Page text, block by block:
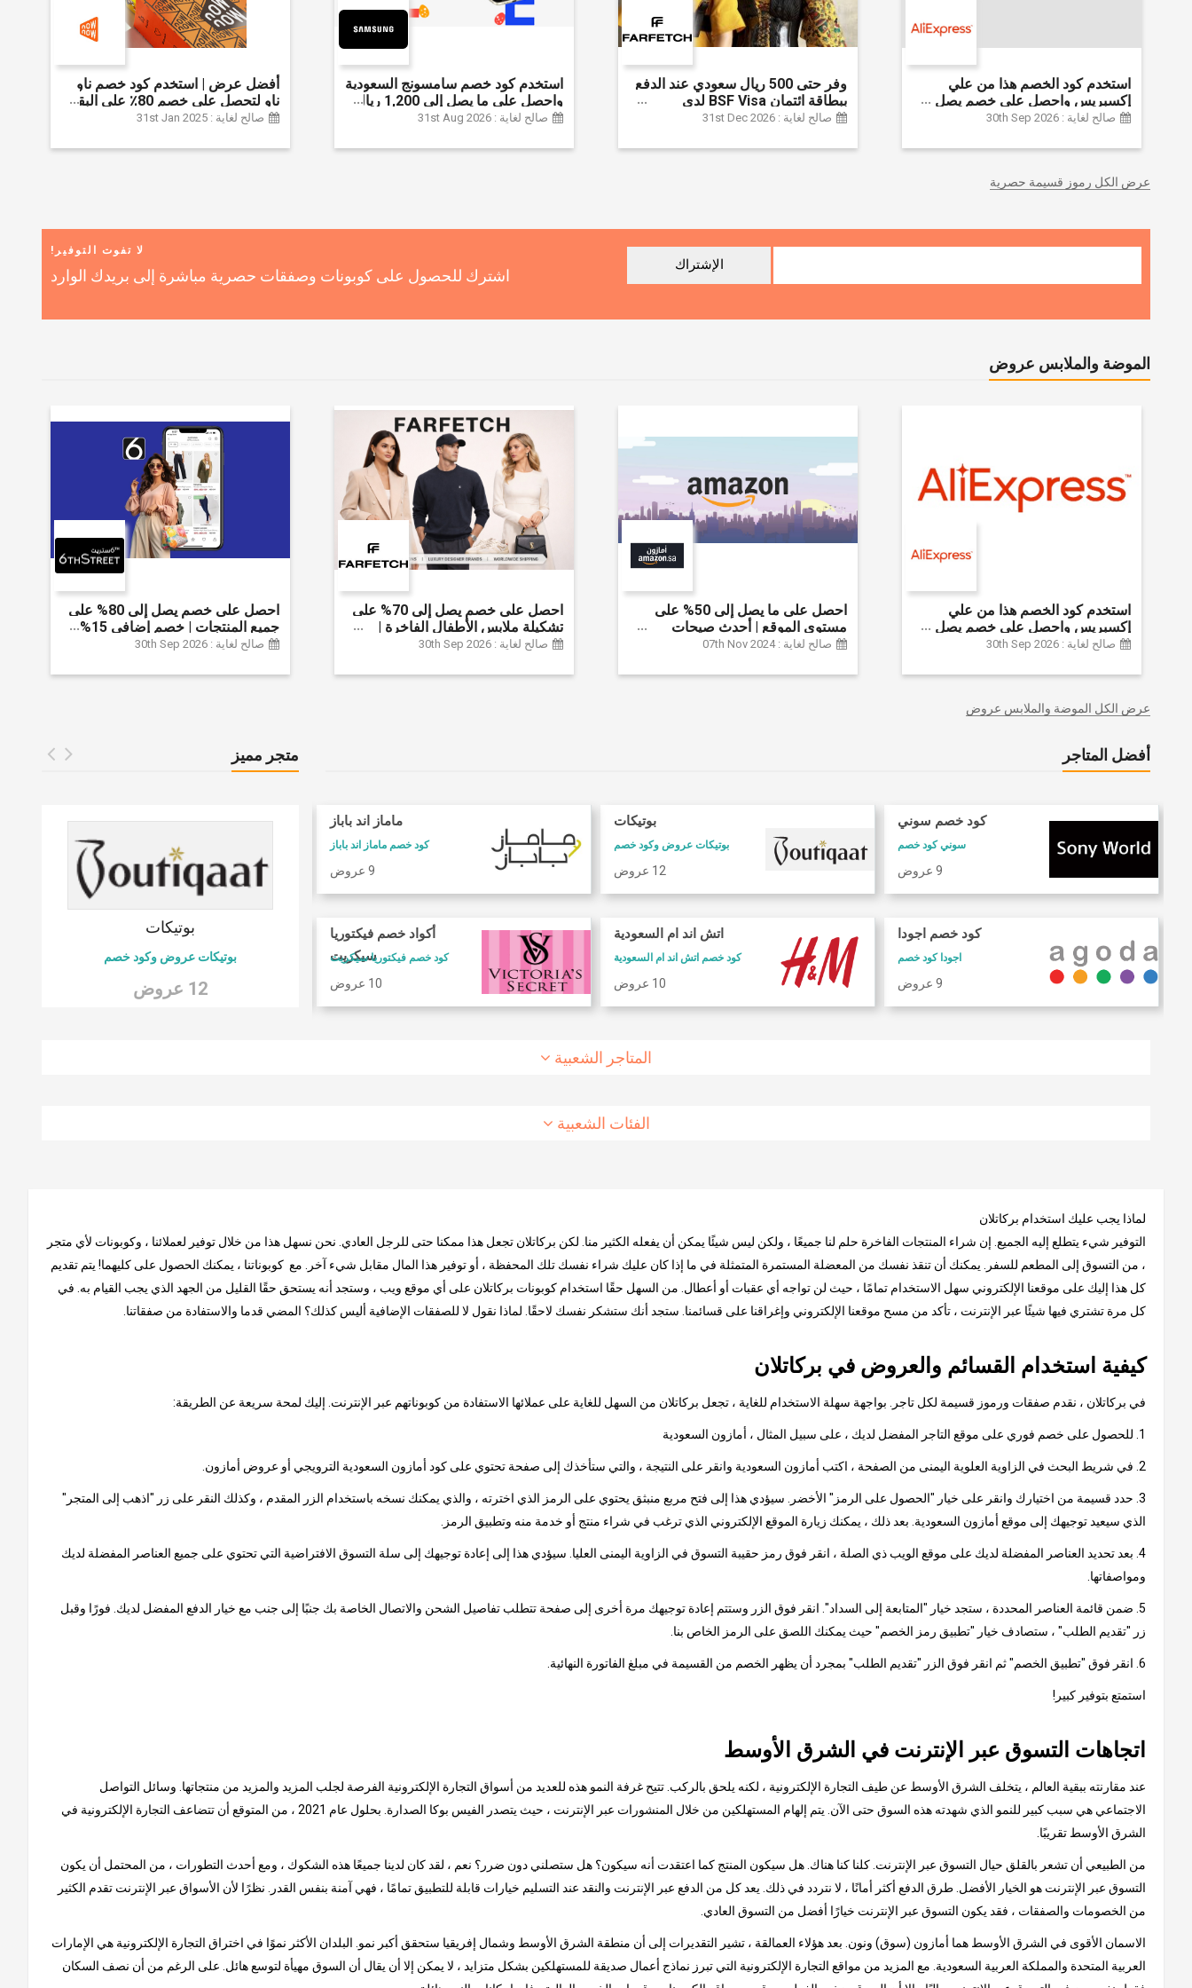
استخدم كود الخصم هذا من علي
إكسبريس واحصل على خصم يصل
إلى 60% على أجهزة الكمبيوتر
بقيمة 155 دولارًا أمريكيًا على الطلبات
| شحن مج
صالح لغاية : 30th Sep 2026
وفر حتى 500 ريال سعودي عند الدفع
ببطاقة ائتمان BSF Visa لدى
Farfetch
صالح لغاية : 31st Dec 2026
استخدم كود خصم سامسونج السعودية
واحصل على ما يصل إلى 1,200 ريال
سعودي + خصم إضافي 6% على
صالح لغاية : 31st Aug 2026
أفضل عرض | استخدم كود خصم ناو
ناو لتحصل على خصم 80٪ على البقالة
| شراء اللحوم والفواكه والأطعمة
خصم إضافي 5٪ | أفضل عرض
صالح لغاية : 31st Jan 2025
عرض الكل رموز قسيمة حصرية
لا تفوت التوفير!
اشترك للحصول على كوبونات وصفقات حصرية مباشرة إلى بريدك الوارد
الإشتراك
الموضة والملابس عروض
استخدم كود الخصم هذا من علي
إكسبريس واحصل على خصم يصل
إلى 60% على أجهزة الكمبيوتر
بقيمة 155 دولارًا أمريكيًا على الطلبات
| شحن مج
صالح لغاية : 30th Sep 2026
احصل على ما يصل إلى 50% على
مستوى الموقع | أحدث صيحات
الموضة والإكسسوارات والأحذية
وغيرها الكثير | ًالشحن مجانا
صالح لغاية : 07th Nov 2024
احصل على خصم يصل إلى 70% على
تشكيلة ملابس الأطفال الفاخرة |
خصم إضافي 20% (يُطبّق الخصم
صالح لغاية : 30th Sep 2026
احصل على خصم يصل إلى 80% على
جميع المنتجات | خصم إضافي 15%
صالح لغاية : 30th Sep 2026
عرض الكل الموضة والملابس عروض
متجر مميز
كود خصم طيران الاتحاد
كود خصم طيران الاتحاد
كود خصم شارع 6
كوبون وكود خصم 6 ستريت
بوتيكات
بوتيكات عروض وكود خصم
12 عروض
أفضل المتاجر
كود خصم سوني
سوني كود خصم
9 عروض
كود خصم اجودا
اجودا كود خصم
9 عروض
بوتيكات
بوتيكات عروض وكود خصم
12 عروض
اتش اند ام السعودية
كود خصم اتش اند ام السعودية
10 عروض
ماماز اند باباز
كود خصم ماماز اند باباز
9 عروض
أكواد خصم فيكتوريا
سيكريت
كود خصم فيكتوريا سيكريت
10 عروض
كوبونات فوغا كلوزيت
كود خصم فوغا كلوسيت
كود خصم امريكان ايجل
المتاجر الشعبية
الفئات الشعبية
لماذا يجب عليك استخدام بركاتلان
التوفير شيء يتطلع إليه الجميع. إن شراء المنتجات الفاخرة حلم لنا جميعًا ، ولكن ليس شيئًا يمكن أن يفعله الكثير منا. لكن بركاتلان تجعل هذا ممكنا حتى للرجل العادي. نحن نسهل هذا من خلال توفير لعملائنا ، وكوبونات لأي متجر
، من التسوق إلى المطعم للسفر. يمكنك أن تنقذ نفسك من المعضلة المستمرة المتمثلة في ما إذا كان عليك شراء نفسك تلك المحفظة ، أو توفير هذا المال مقابل شيء آخر. مع كوبوناتنا ، يمكنك الحصول على كليهما! يتم تقديم
كل هذا إليك على موقعنا الإلكتروني سهل الاستخدام تمامًا ، حيث لن تواجه أي عقبات أو أعطال. من السهل حقًا استخدام كوبونات بركاتلان على أي موقع ويب ، وستجد أنه يستحق حقًا القليل من الجهد الذي يجب القيام به. في
كل مرة تشتري فيها شيئًا عبر الإنترنت ، تأكد من مسح موقعنا الإلكتروني وإغراقنا على قسائمنا. ستجد أنك ستشكر نفسك لاحقًا. لماذا نقول لا للصفقات الإضافية أليس كذلك؟ المضي قدما والاستفادة من صفقاتنا.
كيفية استخدام القسائم والعروض في بركاتلان
في بركاتلان ، نقدم صفقات ورموز قسيمة لكل تاجر. بواجهة سهلة الاستخدام للغاية ، تجعل بركاتلان من السهل للغاية على عملائها الاستفادة من كوبوناتهم عبر الإنترنت. إليك لمحة سريعة عن الطريقة:
1. للحصول على خصم فوري على موقع التاجر المفضل لديك ، على سبيل المثال ، أمازون السعودية
2. في شريط البحث في الزاوية العلوية اليمنى من الصفحة ، اكتب أمازون السعودية وانقر على النتيجة ، والتي ستأخذك إلى صفحة تحتوي على كود أمازون السعودية الترويجي أو عروض أمازون.
3. حدد قسيمة من اختيارك وانقر على خيار "الحصول على الرمز" الأخضر. سيؤدي هذا إلى فتح مربع منبثق يحتوي على الرمز الذي اخترته ، والذي يمكنك نسخه باستخدام الزر المقدم ، وكذلك النقر على زر "اذهب إلى المتجر"
الذي سيعيد توجيهك إلى موقع أمازون السعودية. بعد ذلك ، يمكنك زيارة الموقع الإلكتروني الذي ترغب في شراء منتج أو خدمة منه وتطبيق الرمز.
4. بعد تحديد العناصر المفضلة لديك على موقع الويب ذي الصلة ، انقر فوق رمز حقيبة التسوق في الزاوية اليمنى العليا. سيؤدي هذا إلى إعادة توجيهك إلى سلة التسوق الافتراضية التي تحتوي على جميع العناصر المفضلة لديك
ومواصفاتها.
5. ضمن قائمة العناصر المحددة ، ستجد خيار "المتابعة إلى السداد". انقر فوق الزر وستتم إعادة توجيهك مرة أخرى إلى صفحة تتطلب تفاصيل الشحن والاتصال الخاصة بك جنبًا إلى جنب مع خيار الدفع المفضل لديك. فورًا وقبل
زر "تقديم الطلب" ، ستصادف خيار "تطبيق رمز الخصم" حيث يمكنك اللصق على الرمز الخاص بنا.
6. انقر فوق "تطبيق الخصم" ثم انقر فوق الزر "تقديم الطلب" بمجرد أن يظهر الخصم من القسيمة في مبلغ الفاتورة النهائية.
استمتع بتوفير كبير!
اتجاهات التسوق عبر الإنترنت في الشرق الأوسط
عند مقارنته ببقية العالم ، يتخلف الشرق الأوسط عن طيف التجارة الإلكترونية ، لكنه يلحق بالركب. تتيح غرفة النمو هذه للعديد من أسواق التجارة الإلكترونية الفرصة لجلب المزيد والمزيد من منتجاتها. وسائل التواصل
الاجتماعي هي سبب كبير للنمو الذي شهدته هذه السوق حتى الآن. يتم إلهام المستهلكين من خلال المنشورات عبر الإنترنت ، حيث يتصدر الفيس بوكا الصدارة. بحلول عام 2021 ، من المتوقع أن تتضاعف التجارة الإلكترونية في
الشرق الأوسط تقريبًا.
من الطبيعي أن تشعر بالقلق حيال التسوق عبر الإنترنت. كلنا كنا هناك. هل سيكون المنتج كما اعتقدت أنه سيكون؟ هل ستصلني دون ضرر؟ نعم ، لقد كان لدينا جميعًا هذه الشكوك ، ومع أحدث التطورات ، من المحتمل أن يكون
التسوق عبر الإنترنت هو الخيار الأفضل. طرق الدفع أكثر أمانًا ، لا نتردد في ذلك. يعد كل من الدفع عبر الإنترنت والنقد عند التسليم خيارات قابلة للتطبيق تمامًا ، فهي آمنة بنفس القدر. نظرًا لأن الأسواق عبر الإنترنت تقدم الكثير
من الخصومات والصفقات ، فقد يكون التسوق عبر الإنترنت خيارًا أفضل من التسوق العادي.
الاسمان الأقوى في الشرق الأوسط هما أمازون (سوق) ونون. بعد هؤلاء العمالقة ، تشير التقديرات إلى أن منطقة الشرق الأوسط وشمال إفريقيا ستحقق أكبر نمو. البلدان الأكثر نموًا في اختراق التجارة الإلكترونية هي الإمارات
العربية المتحدة والمملكة العربية السعودية. مع المزيد من مواقع التجارة الإلكترونية التي تبرز نماذج أعمال صديقة للمستهلكين بشكل متزايد ، لا يمكن إلا أن يقال أن السوق مهيأة لتوسع هائل. على الرغم من أن نصف السكان